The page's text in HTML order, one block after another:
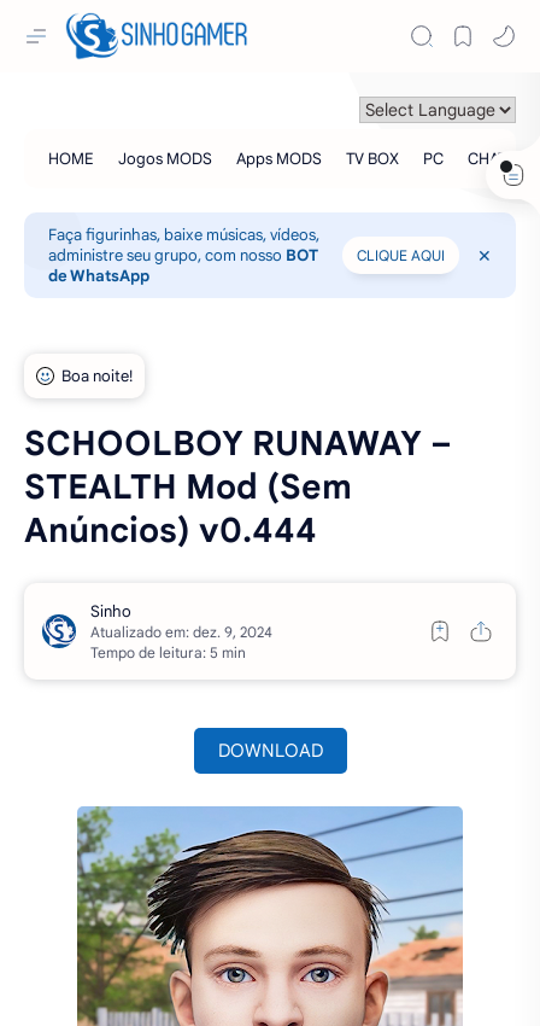
Faça figurinhas, baixe músicas, vídeos,
administre seu grupo, com nosso BOT
de WhatsApp
CLIQUE AQUI
SCHOOLBOY RUNAWAY –
STEALTH Mod (Sem
Anúncios) v0.444
Atualizado em:
Tempo de leitura: 5 min
DOWNLOAD